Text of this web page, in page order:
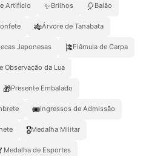
Artifício ✨Brilhos 🎈 Balão
🎋Árvore de Tanabata
Japonesas 🎏Flâmula de Carpa
Observação da Lua
🎁Presente Embalado
🎟️Ingressos de Admissão
🎖️Medalha Militar
Medalha de Esportes